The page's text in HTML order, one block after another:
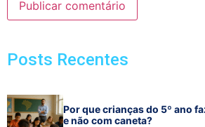
Posts Recentes
Por que crianças do 5º ano
e não com caneta?